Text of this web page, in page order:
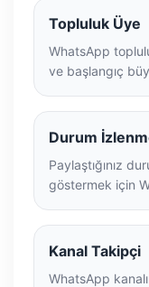
Topluluk Üye
WhatsApp
ve başlangıç
Durum
Paylaştığınız
göstermek için
Kanal Takipçi
WhatsApp